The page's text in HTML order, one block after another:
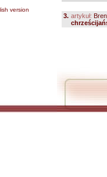
version
3. artykuł: